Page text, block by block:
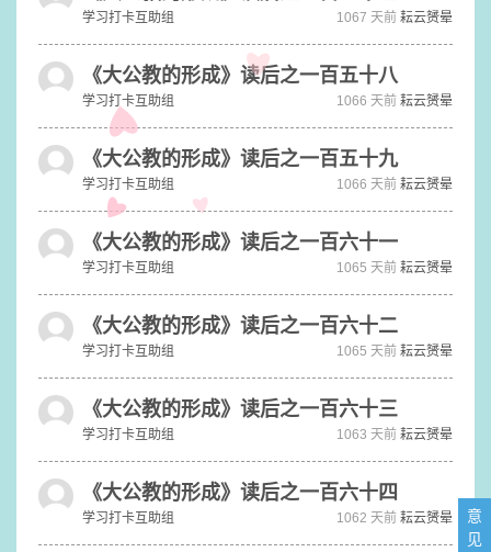
学习打卡互助组 1067 天前 耘云赟晕
《大公教的形成》读后之一百五十八
学习打卡互助组 1066 天前 耘云赟晕
《大公教的形成》读后之一百五十九
学习打卡互助组 1066 天前 耘云赟晕
《大公教的形成》读后之一百六十一
学习打卡互助组 1065 天前 耘云赟晕
《大公教的形成》读后之一百六十二
学习打卡互助组 1065 天前 耘云赟晕
《大公教的形成》读后之一百六十三
学习打卡互助组 1063 天前 耘云赟晕
《大公教的形成》读后之一百六十四
学习打卡互助组 1062 天前 耘云赟晕
意
见